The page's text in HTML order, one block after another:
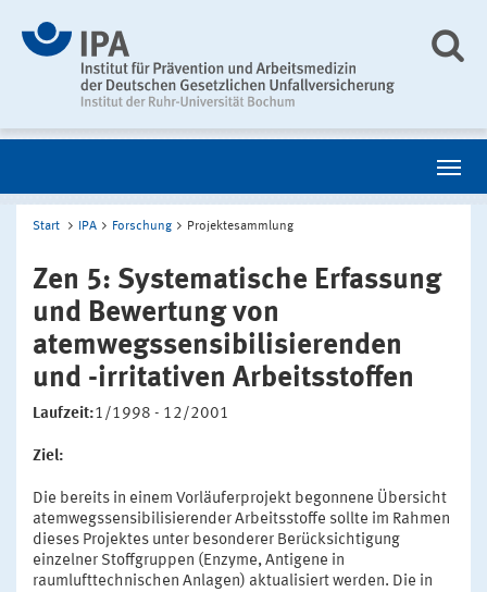
Start IPA Forschung Projektesammlung
Zen 5: Systematische Erfassung
und Bewertung von
atemwegssensibilisierenden
und -irritativen Arbeitsstoffen
Laufzeit:1/1998 - 12/2001
Ziel:
Die bereits in einem Vorläuferprojekt begonnene Übersicht
atemwegssensibilisierender Arbeitsstoffe sollte im Rahmen
dieses Projektes unter besonderer Berücksichtigung
einzelner Stoffgruppen (Enzyme, Antigene in
raumlufttechnischen Anlagen) aktualisiert werden. Die in